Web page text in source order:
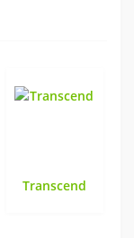
Transcend